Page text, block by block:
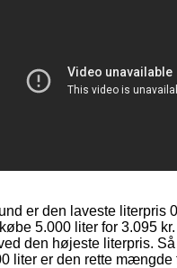
er den laveste literpris
5.000 liter for 3.095
den højeste literpris.
liter er den rette mængde